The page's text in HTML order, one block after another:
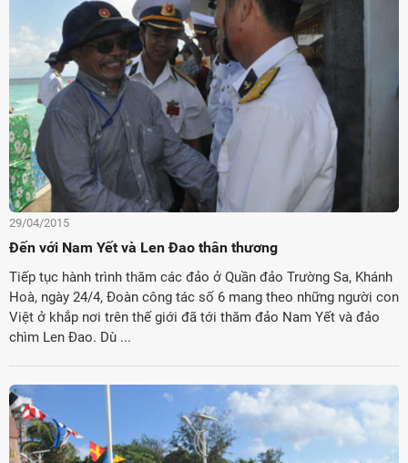
29/04/2015
Đến với Nam Yết và Len Đao thân thương
Tiếp tục hành trình thăm các đảo ở Quần đảo Trường Sa, Khánh
Hoà, ngày 24/4, Đoàn công tác số 6 mang theo những người con
Việt ở khắp nơi trên thế giới đã tới thăm đảo Nam Yết và đảo
chìm Len Đao. Dù ...